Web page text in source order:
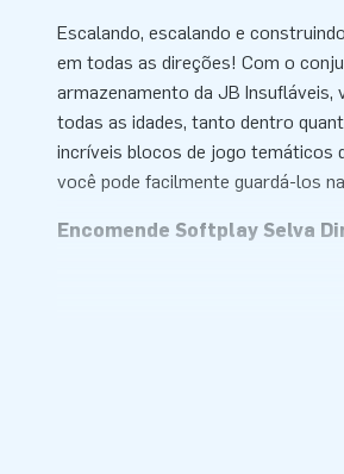
Escalando, escalando e
em todas as direções! Com o
armazenamento da JB Insufláveis,
todas as idades, tanto dentro
incríveis blocos de jogo temáticos
você pode facilmente guardá-los
Encomende Softplay Selva
formatos: quadrados, retângulos,